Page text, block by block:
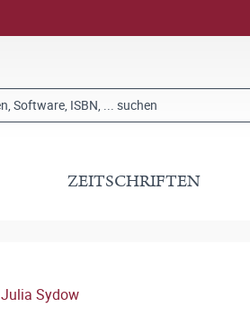
ZEITSCHRIFTEN
Julia Sydow